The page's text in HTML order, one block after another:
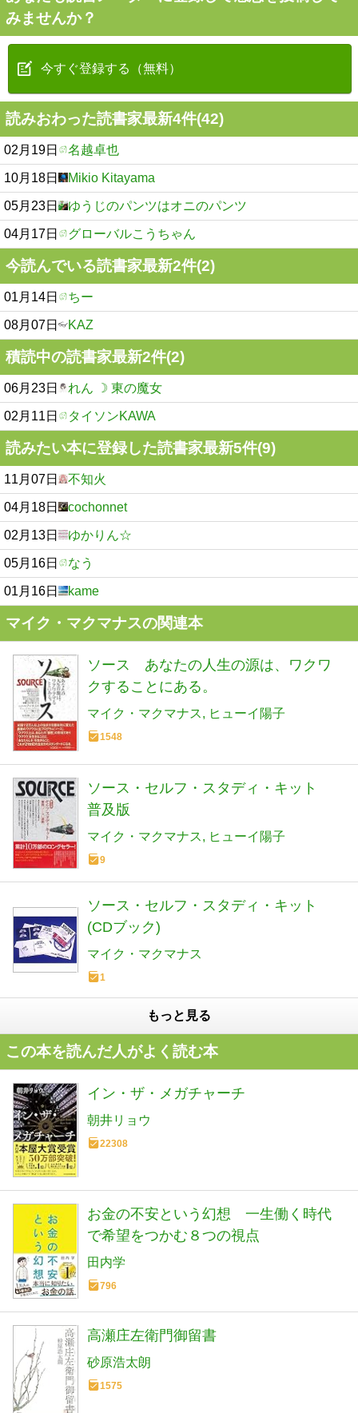
みませんか？
今すぐ登録する（無料）
読みおわった読書家最新4件(42)
02月19日 名越卓也
10月18日 Mikio Kitayama
05月23日 ゆうじのパンツはオニのパンツ
04月17日 グローバルこうちゃん
今読んでいる読書家最新2件(2)
01月14日 ちー
08月07日 KAZ
積読中の読書家最新2件(2)
06月23日 れん ☽ 東の魔女
02月11日 タイソンKAWA
読みたい本に登録した読書家最新5件(9)
11月07日 不知火
04月18日 cochonnet
02月13日 ゆかりん☆
05月16日 なう
01月16日 kame
マイク・マクマナスの関連本
ソース あなたの人生の源は、ワクワ
クすることにある。
マイク・マクマナス ヒューイ陽子
1548
ソース・セルフ・スタディ・キット
普及版
マイク・マクマナス ヒューイ陽子
9
ソース・セルフ・スタディ・キット
(CDブック)
マイク・マクマナス
1
もっと見る
この本を読んだ人がよく読む本
イン・ザ・メガチャーチ
朝井リョウ
22308
お金の不安という幻想 一生働く時代
で希望をつかむ８つの視点
田内学
796
高瀬庄左衛門御留書
砂原浩太朗
1575